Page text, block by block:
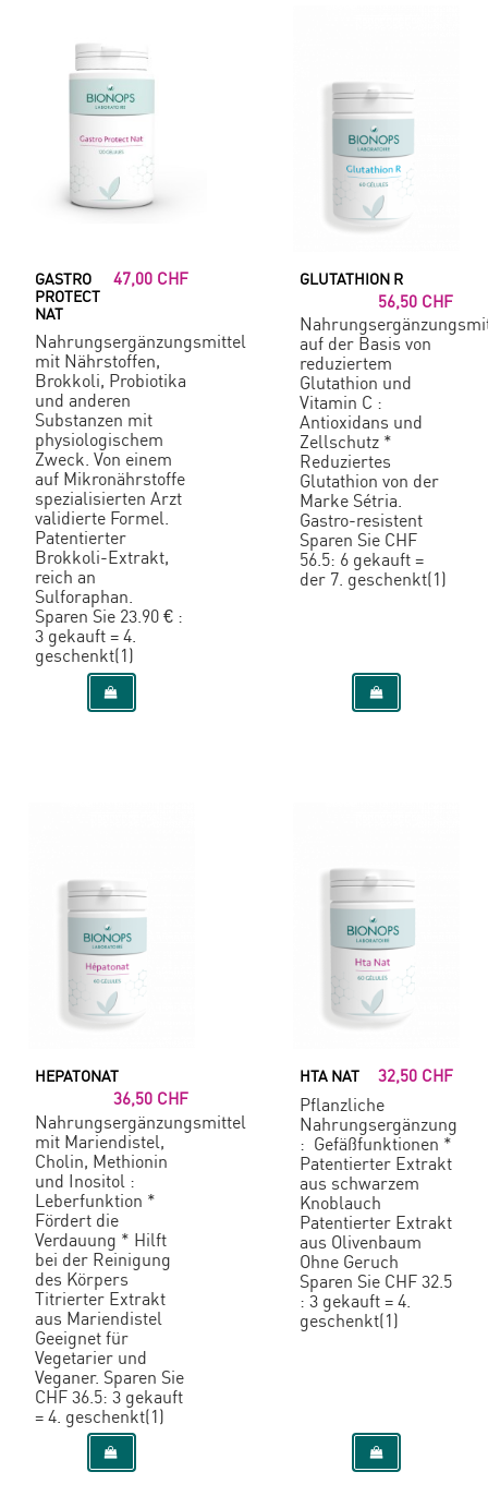
GASTRO
PROTECT
NAT
47,00 CHF
Nahrungsergänzungsmittel
mit Nährstoffen,
Brokkoli, Probiotika
und anderen
Substanzen mit
physiologischem
Zweck. Von einem
auf Mikronährstoffe
spezialisierten Arzt
validierte Formel.
Patentierter
Brokkoli-Extrakt,
reich an
Sulforaphan.
Sparen Sie 23.90 € :
3 gekauft = 4.
geschenkt(1)
GLUTATHION R
56,50 CHF
auf der Basis von
reduziertem
Glutathion und
Vitamin C :
Antioxidans und
Zellschutz *
Reduziertes
Glutathion von der
Marke Sétria.
Gastro-resistent
Sparen Sie CHF
56.5: 6 gekauft =
der 7. geschenkt(1)
HEPATONAT
36,50 CHF
Nahrungsergänzungsmittel
mit Mariendistel,
Cholin, Methionin
und Inositol :
Leberfunktion *
Fördert die
Verdauung * Hilft
bei der Reinigung
des Körpers
Titrierter Extrakt
aus Mariendistel
Geeignet für
Vegetarier und
Veganer. Sparen Sie
CHF 36.5: 3 gekauft
= 4. geschenkt(1)
HTA NAT
32,50 CHF
Pflanzliche
Nahrungsergänzung
: Gefäßfunktionen *
Patentierter Extrakt
aus schwarzem
Knoblauch
Patentierter Extrakt
aus Olivenbaum
Ohne Geruch
Sparen Sie CHF 32.5
: 3 gekauft = 4.
geschenkt(1)